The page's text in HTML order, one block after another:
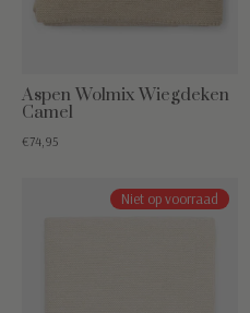
Aspen Wolmix Wiegdeken
Camel
€74,95
Niet op voorraad